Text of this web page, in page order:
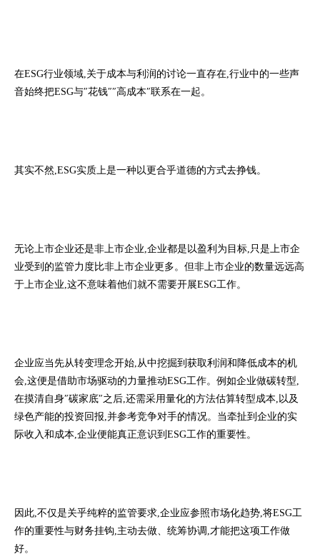
在ESG行业领域,关于成本与利润的讨论一直存在,行业中的一些声
音始终把ESG与″花钱″″高成本″联系在一起。
其实不然,ESG实质上是一种以更合乎道德的方式去挣钱。
无论上市企业还是非上市企业,企业都是以盈利为目标,只是上市企
业受到的监管力度比非上市企业更多。但非上市企业的数量远远高
于上市企业,这不意味着他们就不需要开展ESG工作。
企业应当先从转变理念开始,从中挖掘到获取利润和降低成本的机
会,这便是借助市场驱动的力量推动ESG工作。例如企业做碳转型,
在摸清自身″碳家底″之后,还需采用量化的方法估算转型成本,以及
绿色产能的投资回报,并参考竞争对手的情况。当牵扯到企业的实
际收入和成本,企业便能真正意识到ESG工作的重要性。
因此,不仅是关乎纯粹的监管要求,企业应参照市场化趋势,将ESG工
作的重要性与财务挂钩,主动去做、统筹协调,才能把这项工作做
好。